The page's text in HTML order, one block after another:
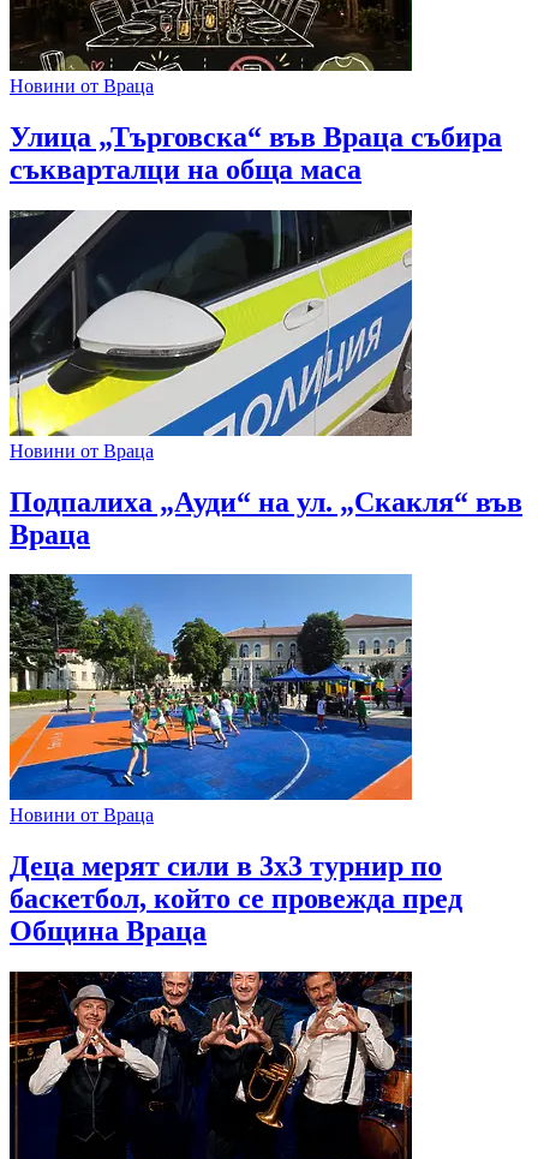
Новини от Враца
Улица „Търговска“ във Враца събира
съкварталци на обща маса
Новини от Враца
Подпалиха „Ауди“ на ул. „Скакля“ във
Враца
Новини от Враца
Деца мерят сили в 3х3 турнир по
баскетбол, който се провежда пред
Община Враца